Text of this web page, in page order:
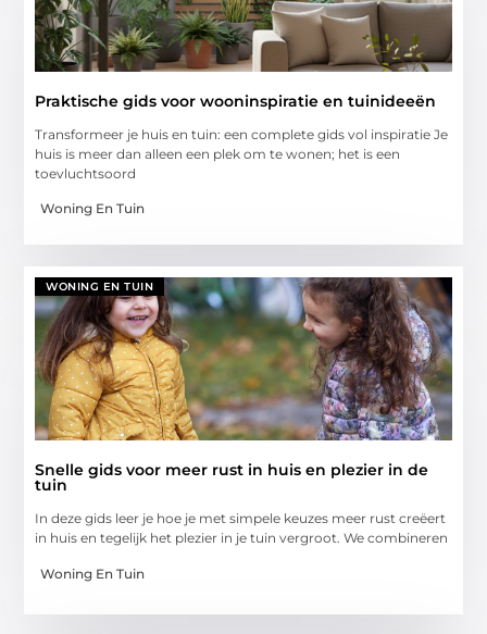
Praktische gids voor wooninspiratie en tuinideeën
Transformeer je huis en tuin: een complete gids vol inspiratie Je
huis is meer dan alleen een plek om te wonen; het is een
toevluchtsoord
Woning En Tuin
WONING EN TUIN
Snelle gids voor meer rust in huis en plezier in de
tuin
In deze gids leer je hoe je met simpele keuzes meer rust creëert
in huis en tegelijk het plezier in je tuin vergroot. We combineren
Woning En Tuin